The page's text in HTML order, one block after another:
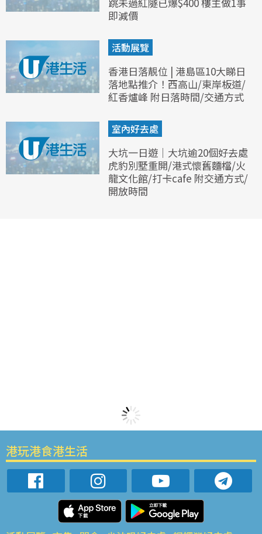
即減價
活動展覽
香港日落靚位 | 港島區10大睇日
落地點推介！西高山/東岸板道/
紅香爐峰 附日落時間/交通方式
室內好去處
大坑一日遊｜大坑逾20個好去處
虎豹別墅重開/港式懷舊麵檔/火
龍文化館/打卡cafe 附交通方式/
開放時間
港玩港食港生活